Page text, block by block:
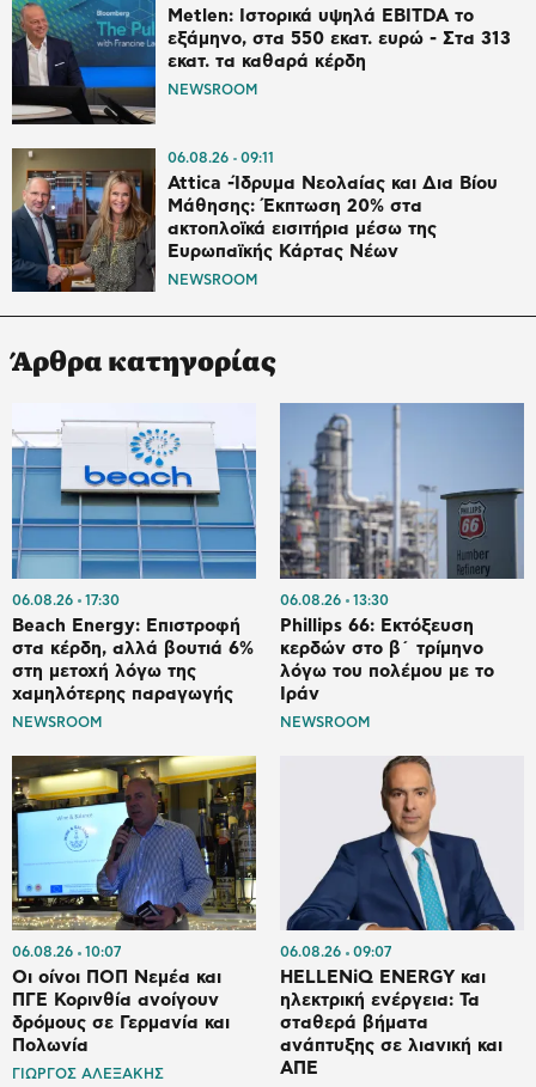
Metlen: Ιστορικά υψηλά EBITDA το
εξάμηνο, στα 550 εκατ. ευρώ - Στα 313
εκατ. τα καθαρά κέρδη
NEWSROOM
06.08.26 09:11
Attica -Ίδρυμα Νεολαίας και Δια Βίου
Μάθησης: Έκπτωση 20% στα
ακτοπλοϊκά εισιτήρια μέσω της
Ευρωπαϊκής Κάρτας Νέων
NEWSROOM
Άρθρα κατηγορίας
06.08.26 17:30
Beach Energy: Επιστροφή
στα κέρδη, αλλά βουτιά 6%
στη μετοχή λόγω της
χαμηλότερης παραγωγής
NEWSROOM
06.08.26 13:30
Phillips 66: Εκτόξευση
κερδών στο β΄ τρίμηνο
λόγω του πολέμου με το
Ιράν
NEWSROOM
06.08.26 10:07
Οι οίνοι ΠΟΠ Νεμέα και
ΠΓΕ Κορινθία ανοίγουν
δρόμους σε Γερμανία και
Πολωνία
ΓΙΩΡΓΟΣ ΑΛΕΞΑΚΗΣ
06.08.26 09:07
HELLENiQ ENERGY και
ηλεκτρική ενέργεια: Τα
σταθερά βήματα
ανάπτυξης σε λιανική και
ΑΠΕ